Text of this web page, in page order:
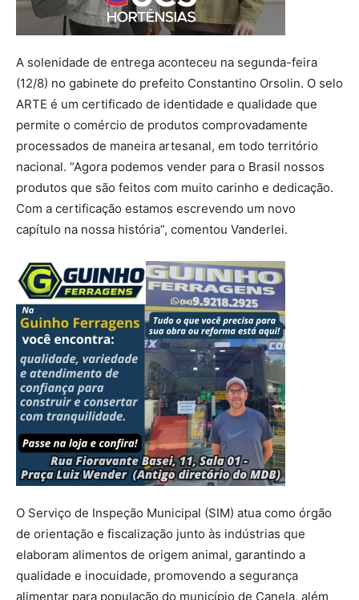
A solenidade de entrega aconteceu na segunda-feira
(12/8) no gabinete do prefeito Constantino Orsolin. O selo
ARTE é um certificado de identidade e qualidade que
permite o comércio de produtos comprovadamente
processados de maneira artesanal, em todo território
nacional. “Agora podemos vender para o Brasil nossos
produtos que são feitos com muito carinho e dedicação.
Com a certificação estamos escrevendo um novo
capítulo na nossa história”, comentou Vanderlei.
O Serviço de Inspeção Municipal (SIM) atua como órgão
de orientação e fiscalização junto às indústrias que
elaboram alimentos de origem animal, garantindo a
qualidade e inocuidade, promovendo a segurança
alimentar para população do município de Canela, além